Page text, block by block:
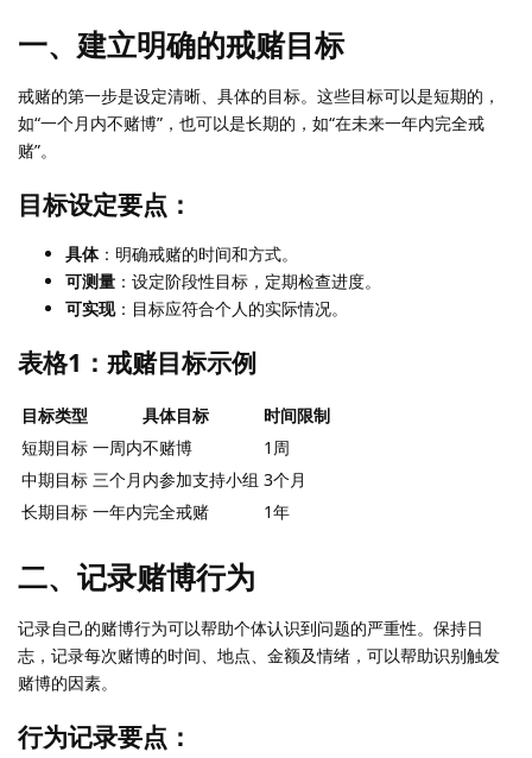
一、建立明确的戒赌目标
戒赌的第一步是设定清晰、具体的目标。这些目标可以是短期的，
如“一个月内不赌博”，也可以是长期的，如“在未来一年内完全戒
赌”。
目标设定要点：
具体：明确戒赌的时间和方式。
可测量 ：设定阶段性目标，定期检查进度。
可实现：目标应符合个人的实际情况。
表格1：戒赌目标示例
目标类型 具体目标
时间限制
短期目标 一周内不赌博
1周
中期目标 三个月内参加支持小组 3个月
长期目标 一年内完全戒赌 1年
二、记录赌博行为
记录自己的赌博行为可以帮助个体认识到问题的严重性。保持日
志，记录每次赌博的时间、地点、金额及情绪，可以帮助识别触发
赌博的因素。
行为记录要点：